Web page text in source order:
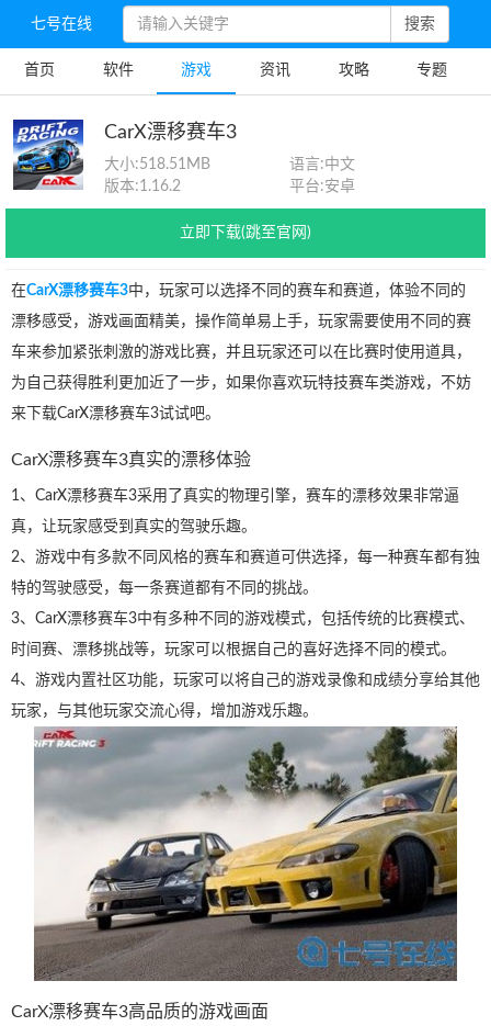
七号在线 搜索
首页 软件 游戏 资讯 攻略 专题
CarX漂移赛车3
大小:518.51MB 语言:中文
版本:1.16.2 平台:安卓
立即下载(跳至官网)
在CarX漂移赛车3中，玩家可以选择不同的赛车和赛道，体验不同的
漂移感受，游戏画面精美，操作简单易上手，玩家需要使用不同的赛
车来参加紧张刺激的游戏比赛，并且玩家还可以在比赛时使用道具，
为自己获得胜利更加近了一步，如果你喜欢玩特技赛车类游戏，不妨
来下载CarX漂移赛车3试试吧。
CarX漂移赛车3真实的漂移体验
1、CarX漂移赛车3采用了真实的物理引擎，赛车的漂移效果非常逼
真，让玩家感受到真实的驾驶乐趣。
2、游戏中有多款不同风格的赛车和赛道可供选择，每一种赛车都有独
特的驾驶感受，每一条赛道都有不同的挑战。
3、CarX漂移赛车3中有多种不同的游戏模式，包括传统的比赛模式、
时间赛、漂移挑战等，玩家可以根据自己的喜好选择不同的模式。
4、游戏内置社区功能，玩家可以将自己的游戏录像和成绩分享给其他
玩家，与其他玩家交流心得，增加游戏乐趣。
CarX漂移赛车3高品质的游戏画面